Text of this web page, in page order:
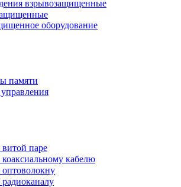
взрывозащищенные
оборудование
памяти
витой паре
кабелю
оптоволокну